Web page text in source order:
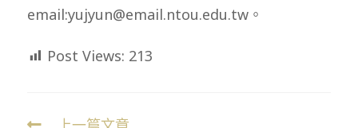
email:yujyun@email.ntou.edu.tw。
Post Views: 213